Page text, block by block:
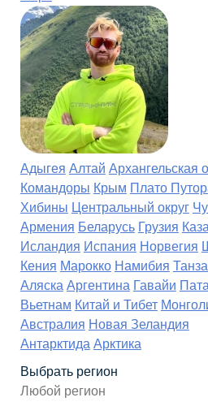
Адыгея Алтай Архангельская
Командоры Крым Плато
Хибины Центральный округ
Армения Беларусь Грузия
Исландия Испания Норвегия
Кения Марокко Намибия
Аляска Аргентина Гавайи
Вьетнам Китай и Тибет
Австралия Новая Зеландия
Антарктида Арктика
Выбрать регион